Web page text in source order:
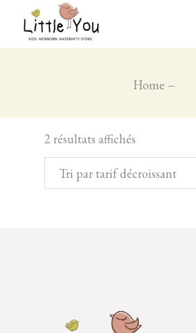
Home
2 résultats affichés
Tri par tarif décroissant